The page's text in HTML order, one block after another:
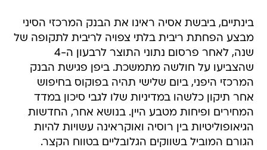
בינתיים, ביבשת אסיה ראינו את הבנק המרכזי הסיני
מבצע הפחתת ריבית בלתי צפויה לריבית לתקופה של
שנה, לאחר פרסום נתוני התוצר לרבעון ה-4
שהצביעו על חולשה מתמשכת. ביפן פגישת הבנק
המרכזי היפני, ביום שלישי תהיה בפוקוס בחיפוש
אחר תיקון כלשהו במדיניות שלו לגבי סיכון במדד
המחירים ופיחות מטבע היין. בנושא אחר, החדשות
הגיאופוליטיות בין רוסיה ואוקראינה עשויות להיות
הגורם המוביל בשווקים הגלובליים בטווח הקצר.